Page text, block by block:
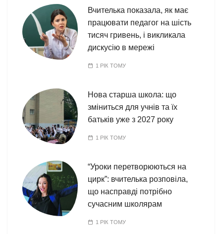
Вчителька показала, як має
працювати педагог на шість
тисяч гривень, і викликала
дискусію в мережі
1 РІК ТОМУ
Нова старша школа: що
зміниться для учнів та їх
батьків уже з 2027 року
1 РІК ТОМУ
“Уроки перетворюються на
цирк”: вчителька розповіла,
що насправді потрібно
сучасним школярам
1 РІК ТОМУ